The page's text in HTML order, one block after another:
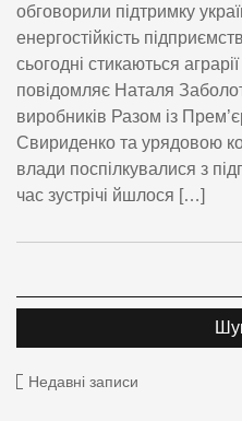
обговорили підтримку
енергостійкість
сьогодні стикаються
повідомляє Наталя
виробників Разом із
Свириденко та урядовою
влади поспілкувалися з
час зустрічі йшлося […]
Недавні записи